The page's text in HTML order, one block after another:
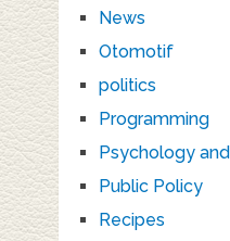
News
Otomotif
politics
Programming
Psychology
Public Policy
Recipes